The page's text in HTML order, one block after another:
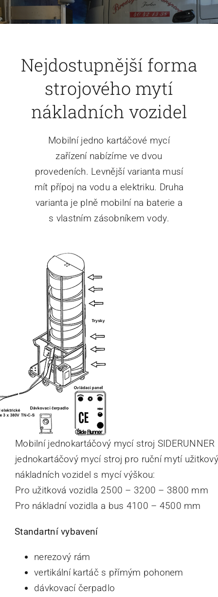
Nejdostupnější forma
strojového mytí
nákladních vozidel
Mobilní jedno kartáčové mycí
zařízení nabízíme ve dvou
provedeních. Levnější varianta musí
mít přípoj na vodu a elektriku. Druha
varianta je plně mobilní na baterie a
s vlastním zásobníkem vody.
Mobilní jednokartáčový mycí stroj
jednokartáčový mycí stroj pro ruční mytí
nákladních vozidel s mycí výškou:
Pro užitková vozidla 2500 – 3200 – 3800 mm
Pro nákladní vozidla a bus 4100 – 4500 mm
Standartní vybavení
nerezový rám
vertikální kartáč s přímým pohonem
dávkovací čerpadlo